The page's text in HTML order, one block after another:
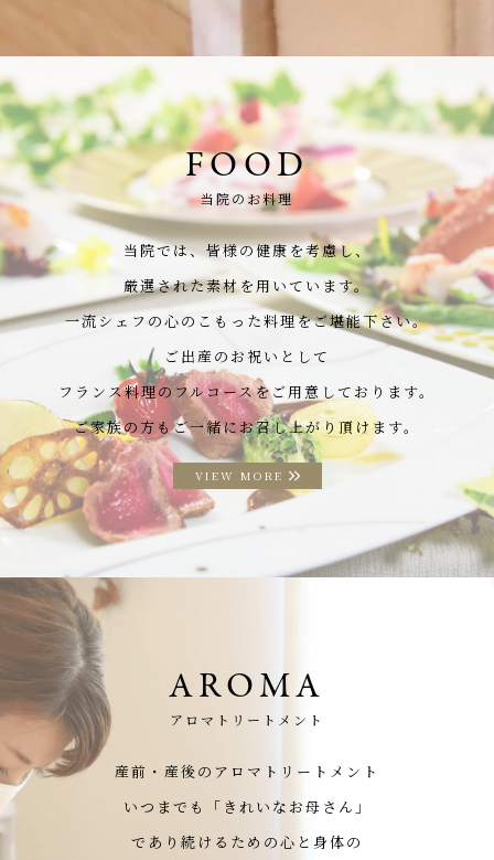
FOOD
当院のお料理
当院では、皆様の健康を考慮し、
厳選された素材を用いています。
一流シェフの心のこもった料理をご堪能下さい。
ご出産のお祝いとして
フランス料理のフルコースをご用意しております。
ご家族の方もご一緒にお召し上がり頂けます。
VIEW MORE
AROMA
アロマトリートメント
産前・産後のアロマトリートメント
いつまでも「きれいなお母さん」
であり続けるための心と身体の